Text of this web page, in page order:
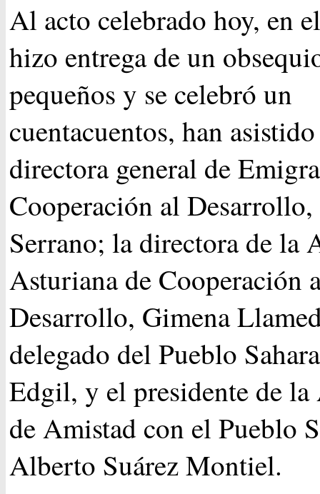
Al acto celebrado hoy, en
hizo entrega de un
pequeños y se celebró un
cuentacuentos, han
directora general de
Cooperación al
Serrano; la directora de la
Asturiana de Cooperación
Desarrollo, Gimena
delegado del Pueblo
Edgil, y el presidente de
de Amistad con el Pueblo
Alberto Suárez Montiel.